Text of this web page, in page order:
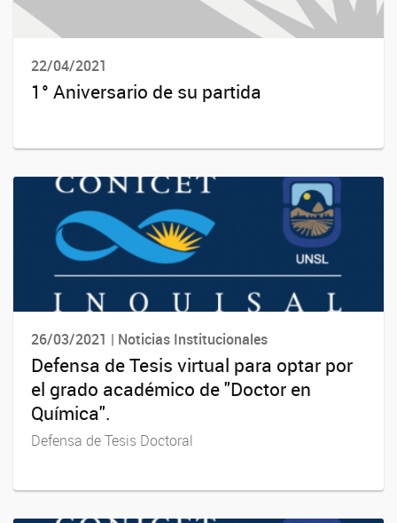
22/04/2021
1° Aniversario de su partida
26/03/2021 | Noticias Institucionales
Defensa de Tesis virtual para optar por
el grado académico de "Doctor en
Química".
Defensa de Tesis Doctoral